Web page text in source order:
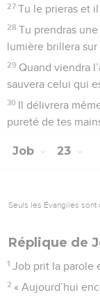
27 Tu le prieras et
28 Tu prendras
lumière brillera sur
29 Quand viendra
sauvera celui qui
30 Il délivrera
pureté de tes
Job 23
Seuls les Évangiles
Réplique de
1 Job prit la parole
2 « Aujourd’hui